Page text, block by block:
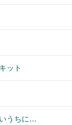
ット
うちに…